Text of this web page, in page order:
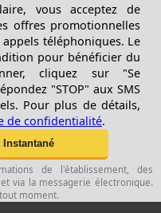
vous acceptez de
offres promotionnelles
téléphoniques. Le
pour bénéficier du
cliquez sur "Se
"STOP" aux SMS
Pour plus de détails,
de confidentialité.
de l'établissement, des
via la messagerie électronique.
moment.